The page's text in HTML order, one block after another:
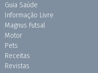
Guia Saúde
Informação Livre
Magnus Futsal
Motor
Pets
Receitas
Revistas